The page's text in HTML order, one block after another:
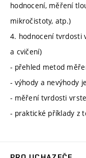
hodnocení, měření
mikročistoty, atp.)
4. hodnocení tvrdosti
a cvičení)
- přehled metod
- výhody a nevýhody
- měření tvrdosti
- praktické příklady z